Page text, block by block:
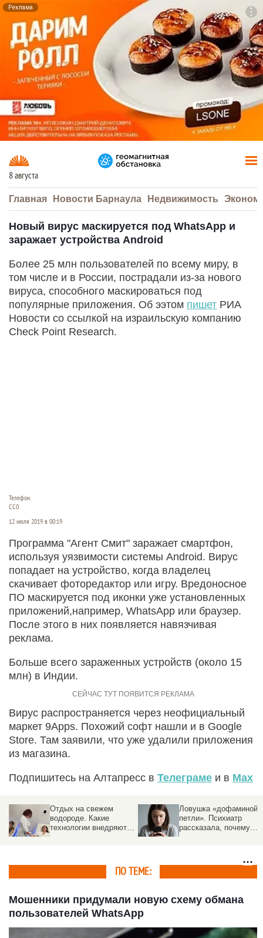
Реклама
8 августа
Главная Новости Барнаула Недвижимость
Новый вирус маскируется под WhatsApp и
заражает устройства Android
Более 25 млн пользователей по всему миру, в
том числе и в России, пострадали из-за нового
вируса, способного маскироваться под
популярные приложения. Об ээтом пишет РИА
Новости со ссылкой на израильскую компанию
Check Point Research.
Телефон.
CC0
12 июля 2019 в 00:19
Программа "Агент Смит" заражает смартфон,
используя уязвимости системы Android. Вирус
попадает на устройство, когда владелец
скачивает фоторедактор или игру. Вредоносное
ПО маскируется под иконки уже установленных
приложений,например, WhatsApp или браузер.
После этого в них появляется навязчивая
реклама.
Больше всего зараженных устройств (около 15
млн) в Индии.
Вирус распространяется через неофициальный
маркет 9Apps. Похожий софт нашли и в Google
Store. Там заявили, что уже удалили приложения
из магазина.
Подпишитесь на Алтапресс в Телеграме и в Max
Отдых на свежем
водороде. Какие
технологии внедряют в
Ловушка «дофаминой
петли». Психиатр
рассказала, почему
ПО ТЕМЕ:
Мошенники придумали новую схему обмана
пользователей WhatsApp